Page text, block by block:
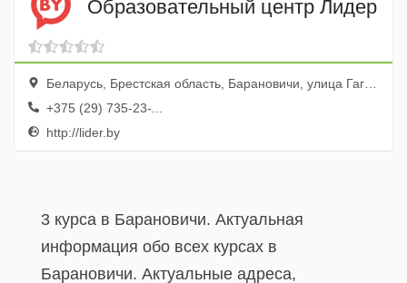
Образовательный центр Лидер
Беларусь, Брестская область, Барановичи, улица Гагарина, 19, 302
+375 (29) 735-23-...
http://lider.by
3 курса в Барановичи. Актуальная
информация обо всех курсах в
Барановичи. Актуальные адреса,